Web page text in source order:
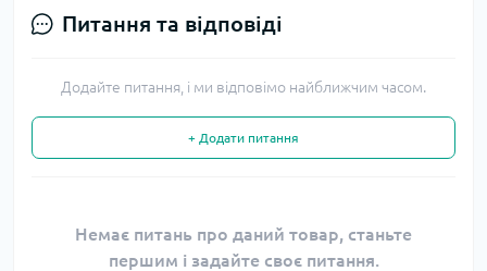
Питання та відповіді
Додайте питання, і ми відповімо найближчим часом.
+ Додати питання
Немає питань про даний товар, станьте
першим і задайте своє питання.